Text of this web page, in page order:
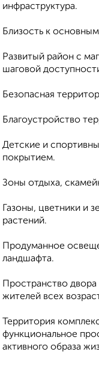
инфраструктура.
Близость к
Развитый район с
шаговой
Безопасная
Благоустройство
Детские и
покрытием.
Зоны отдыха,
Газоны, цветники и
растений.
Продуманное
ландшафта.
Пространство
жителей всех
Территория
функциональное
активного образа